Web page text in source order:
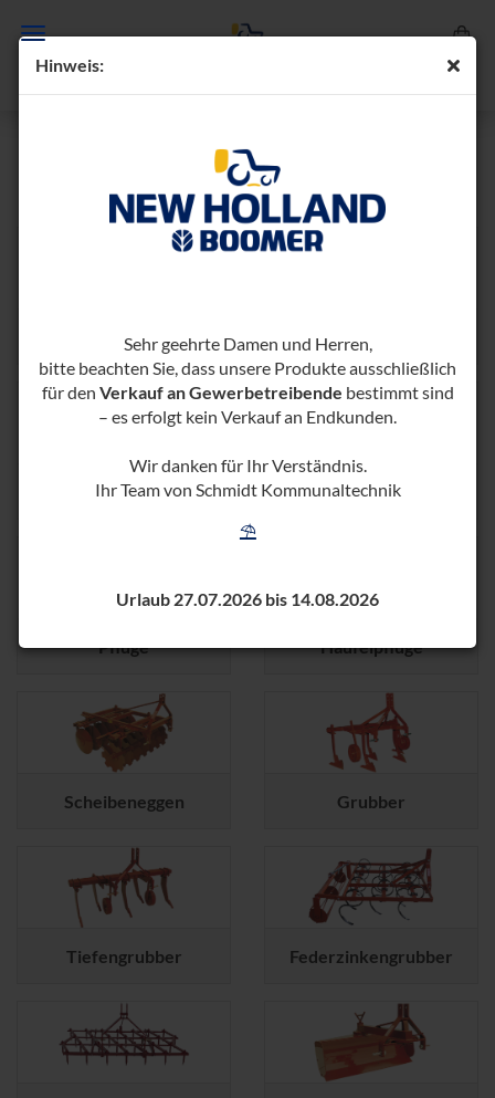
Hin­weis:
Sehr geehrte Damen und Herren,
bitte beachten Sie, dass unsere Produkte ausschließlich
für den Verkauf an Gewerbetreibende bestimmt sind
– es erfolgt kein Verkauf an Endkunden.
Wir danken für Ihr Verständnis.
Ihr Team von Schmidt Kommunaltechnik
⛱️
Urlaub 27.07.2026 bis 14.08.2026
BODENBEARBEITUNG
Bodenfräsen Umkehrfräsen
Kreiseleggen Rasensämaschinen
Pflüge Häufelpflüge
Scheibeneggen Grubber
Tiefengrubber Federzinkengrubber